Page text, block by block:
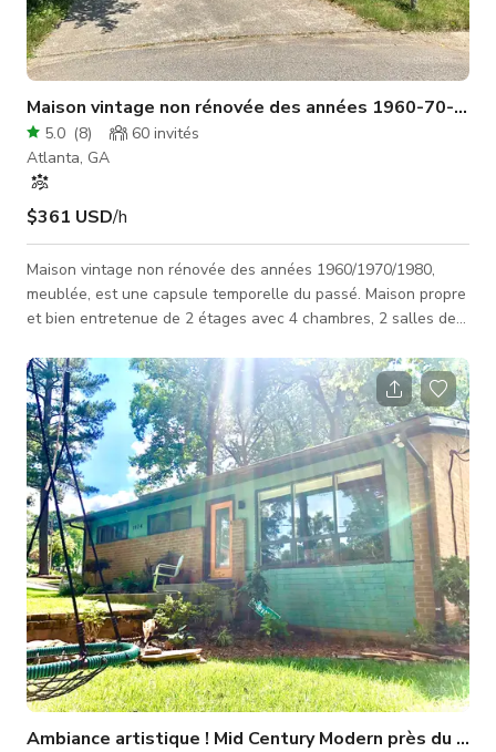
Maison vintage non rénovée des années 1960-70-80,
5.0 (8) 60 invités
Atlanta, GA
$361 USD/h
Maison vintage non rénovée des années 1960/1970/1980,
meublée, est une capsule temporelle du passé. Maison propre
et bien entretenue de 2 étages avec 4 chambres, 2 salles de
sur un cul-de-sac avec un terrain de 3/4 d'acre. Cuisine
vintage. Grands jardins avant et arrière. Pas de murs blancs.
Propriétaire d'origine. Tarification basée sur une journée de 12
heures. Ouvert à la location pour des périodes plus courtes.
Utili
Ambiance artistique ! Mid Century Modern près du